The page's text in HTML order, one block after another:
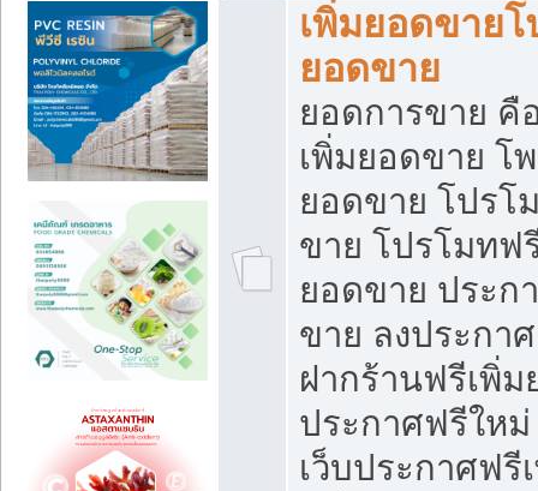
เพิ่มยอดขาย
ยอดขาย
ยอดการขาย คื
เพิ่มยอดขาย โ
ยอดขาย โปรโ
ขาย โปรโมทฟ
ยอดขาย ประก
ขาย ลงประกา
ฝากร้านฟรีเพิ่ม
ประกาศฟรีให
เว็บประกาศฟรี